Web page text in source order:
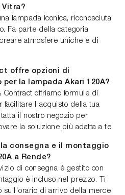
Vitra?
lampada iconica, riconosciuta
Fa parte della categoria
atmosfere uniche e di
offre opzioni di
la lampada Akari 120A?
offriamo formule di
facilitare l'acquisto della tua
il nostro negozio per
la soluzione più adatta a te.
consegna e il montaggio
a Rende?
di consegna è gestito con
è incluso nel prezzo. Ti
sull'orario di arrivo della merce